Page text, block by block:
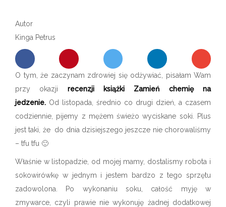
Autor
Kinga Petrus
O tym, że zaczynam zdrowiej się odżywiać, pisałam Wam
przy okazji recenzji książki Zamień chemię na
jedzenie. Od listopada, średnio co drugi dzień, a czasem
codziennie, pijemy z mężem świeżo wyciskane soki. Plus
jest taki, że do dnia dzisiejszego jeszcze nie chorowaliśmy
– tfu tfu 🙂
Właśnie w listopadzie, od mojej mamy, dostalismy robota i
sokowirówkę w jednym i jestem bardzo z tego sprzętu
zadowolona. Po wykonaniu soku, całość myję w
zmywarce, czyli prawie nie wykonuję żadnej dodatkowej